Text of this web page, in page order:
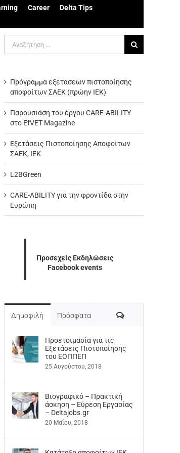
Career Delta Tips
για:
Πρόγραμμα εξετάσεων πιστοποίησης
αποφοίτων ΣΑΕΚ (πρώην ΙΕΚ)
Παρουσιάση του έργου CARE-ABILITY
στο EfVET Magazine
Εξετάσεις Πιστοποίησης Αποφοίτων
ΣΑΕΚ, ΙΕΚ
L2BGreen
CARE-ABILITY για την φροντίδα στην
Ευρώπη
Προσεχείς Εκδηλώσεις
Facebook events
Δημοφιλή Πρόσφατα Σχόλια
Προετοιμασία για τις
Εξετάσεις Πιστοποίησης
του ΕΟΠΠΕΠ
25 Αυγούστου, 2018
Βιογραφικό – Πρακτική
άσκηση – Εύρεση Εργασίας
– Deltajobs.gr
20 Μαΐου, 2018